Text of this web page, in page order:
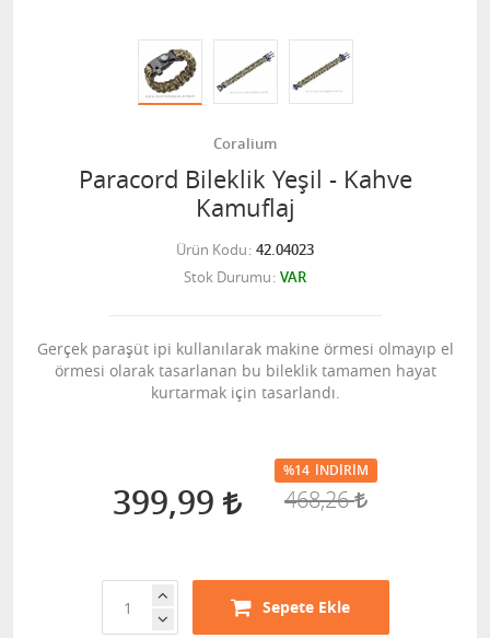
Coralium
Paracord Bileklik Yeşil - Kahve
Kamuflaj
Ürün Kodu 42.04023
Stok Durumu VAR
Gerçek paraşüt ipi kullanılarak makine örmesi olmayıp el
örmesi olarak tasarlanan bu bileklik tamamen hayat
kurtarmak için tasarlandı.
399,99
%14 İNDIRIM
468,26
Sepete Ekle